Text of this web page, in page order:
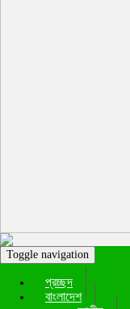
Toggle navigation
প্রচ্ছদ
বাংলাদেশ